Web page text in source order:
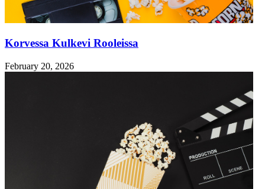
Korvessa Kulkevi Rooleissa
February 20, 2026